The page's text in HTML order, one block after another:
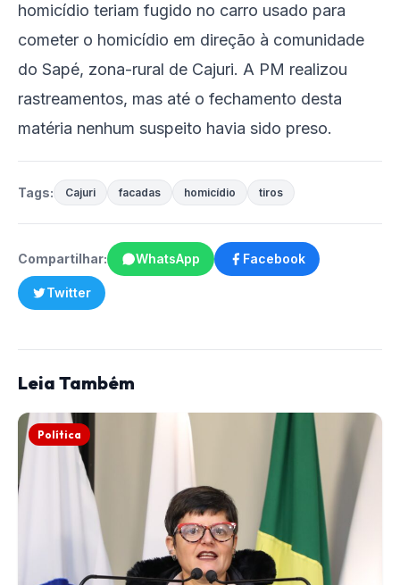
homicídio teriam fugido no carro usado para
cometer o homicídio em direção à comunidade
do Sapé, zona-rural de Cajuri. A PM realizou
rastreamentos, mas até o fechamento desta
matéria nenhum suspeito havia sido preso.
Tags: Cajuri facadas homicídio tiros
Compartilhar: WhatsApp Facebook
Twitter
Leia Também
Política